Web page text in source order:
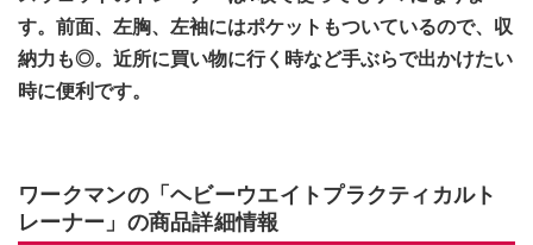
す。前面、左胸、左袖にはポケットもついているので、収
納力も◎。近所に買い物に行く時など手ぶらで出かけたい
時に便利です。
ワークマンの「ヘビーウエイトプラクティカルト
レーナー」の商品詳細情報